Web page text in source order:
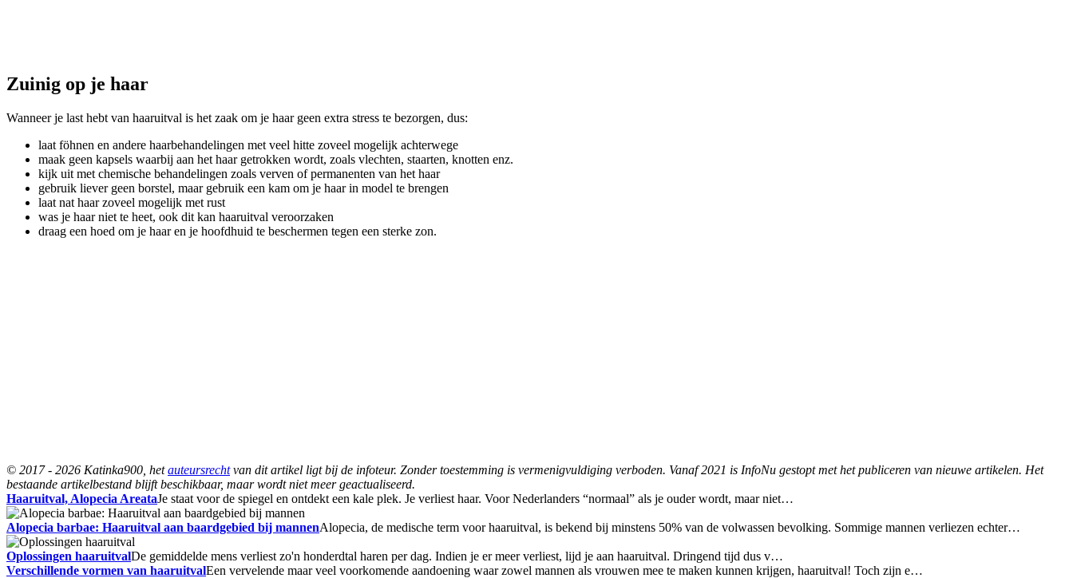
Zuinig op je haar
Wanneer je last hebt van haaruitval is het zaak om je haar geen extra stress te bezorgen, dus:
laat föhnen en andere haarbehandelingen met veel hitte zoveel mogelijk achterwege
maak geen kapsels waarbij aan het haar getrokken wordt, zoals vlechten, staarten, knotten enz.
kijk uit met chemische behandelingen zoals verven of permanenten van het haar
gebruik liever geen borstel, maar gebruik een kam om je haar in model te brengen
laat nat haar zoveel mogelijk met rust
was je haar niet te heet, ook dit kan haaruitval veroorzaken
draag een hoed om je haar en je hoofdhuid te beschermen tegen een sterke zon.
© 2017 - 2026 Katinka900, hetauteursrechtvan dit artikel ligt bij de infoteur. Zonder toestemming is vermenigvuldiging verboden. Vanaf 2021 is InfoNu gestopt met het publiceren van nieuwe artikelen. Het
bestaande artikelbestand blijft beschikbaar, maar wordt niet meer geactualiseerd.
Haaruitval, Alopecia AreataJe staat voor de spiegel en ontdekt een kale plek. Je verliest haar. Voor Nederlanders “normaal” als je ouder wordt, maar niet…
Alopecia barbae: Haaruitval aan baardgebied bij mannenAlopecia, de medische term voor haaruitval, is bekend bij minstens 50% van de volwassen bevolking. Sommige mannen verliezen echter…
Oplossingen haaruitvalDe gemiddelde mens verliest zo'n honderdtal haren per dag. Indien je er meer verliest, lijd je aan haaruitval. Dringend tijd dus v…
Verschillende vormen van haaruitvalEen vervelende maar veel voorkomende aandoening waar zowel mannen als vrouwen mee te maken kunnen krijgen, haaruitval! Toch zijn e…